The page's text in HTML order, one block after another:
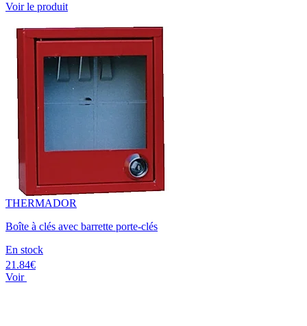
Voir le produit
THERMADOR
Boîte à clés avec barrette porte-clés
En stock
21.84€
Voir